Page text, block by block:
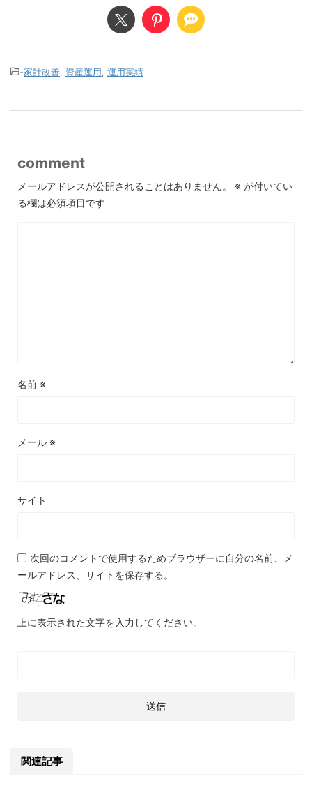
-家計改善 資産運用 運用実績
comment
メールアドレスが公開されることはありません。 ※ が付いてい
る欄は必須項目です
名前 ※
メール ※
サイト
次回のコメントで使用するためブラウザーに自分の名前、メ
ールアドレス、サイトを保存する。
上に表示された文字を入力してください。
関連記事